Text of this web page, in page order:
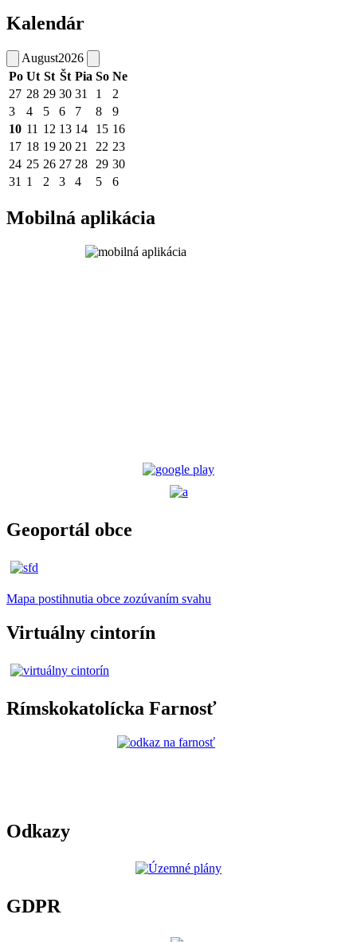
Kalendár
August2026
Po Ut St Št Pia So Ne
27 28 29 30 31 1
2
3
4 5 6 7 8
9
10 11 12 13 14 15 16
17 18 19 20 21 22 23
24 25 26 27 28 29 30
31 1 2 3 4 5 6
Mobilná aplikácia
Geoportál obce
Mapa postihnutia obce zozúvaním svahu
Virtuálny cintorín
Rímskokatolícka Farnosť
Odkazy
GDPR